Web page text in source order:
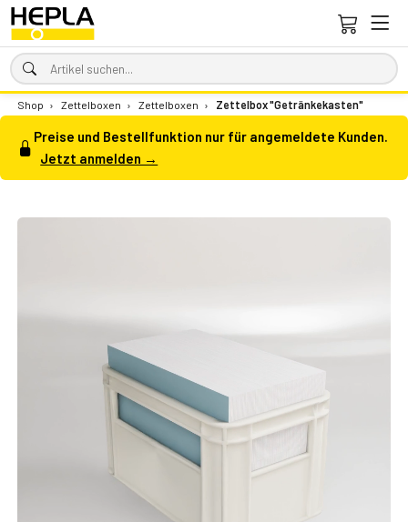
Shop › Zettelboxen › Zettelboxen › Zettelbox "Getränkekasten"
Preise und Bestellfunktion nur für angemeldete Kunden.
Jetzt anmelden →